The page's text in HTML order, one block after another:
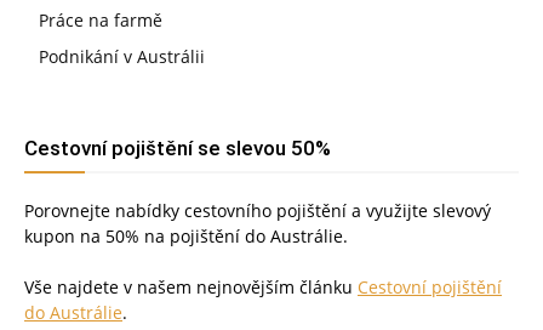
Práce na farmě
Podnikání v Austrálii
Cestovní pojištění se slevou 50%
Porovnejte nabídky cestovního pojištění a využijte slevový
kupon na 50% na pojištění do Austrálie.
Vše najdete v našem nejnovějším článku Cestovní pojištění
do Austrálie.